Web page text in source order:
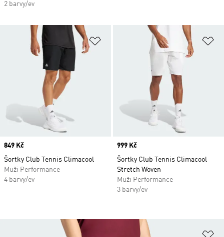
2 barvy/ev
Přidat do seznamu přání
Price
849 Kč
Šortky Club Tennis Climacool
Muži Performance
4 barvy/ev
Price
999 Kč
Šortky Club Tennis Climacool
Stretch Woven
Muži Performance
3 barvy/ev